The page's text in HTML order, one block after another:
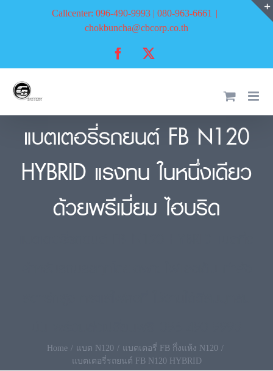
Callcenter: 096-490-9993 | 080-963-6661 |
chokbuncha@cbcorp.co.th
Facebook
แบตเตอรี่รถยนต์ FB N120
HYBRID แรงทน ในหนึ่งเดียว
ด้วยพรีเมี่ยม ไฮบริด
Home แบต N120
แบตเตอรี่ FB กึ่งแห้ง N120
แบตเตอรี่รถยนต์ FB N120 HYBRID